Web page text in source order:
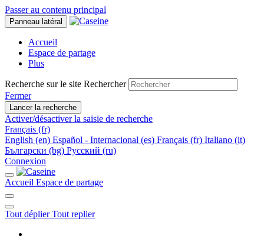
Passer au contenu principal
Panneau latéral
Accueil
Espace de partage
Plus
Recherche sur le site Rechercher
Fermer
Lancer la recherche
Activer/désactiver la saisie de recherche
Français ‎(fr)‎
English ‎(en)‎ Español - Internacional ‎(es)‎ Français ‎(fr)‎ Italiano ‎(it)‎
Български ‎(bg)‎ Русский ‎(ru)‎
Connexion
Accueil Espace de partage
Tout déplierTout replier